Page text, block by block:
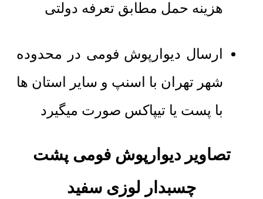
هزینه حمل مطابق تعرفه دولتی
ارسال دیوارپوش فومی در محدوده
شهر تهران با اسنپ و سایر استان ها
با پست یا تیپاکس صورت میگیرد
تصاویر دیوارپوش فومی پشت
چسبدار لوزی سفید